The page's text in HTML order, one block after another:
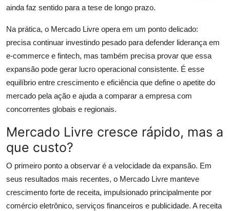
ainda faz sentido para a tese de longo prazo.
Na prática, o Mercado Livre opera em um ponto delicado:
precisa continuar investindo pesado para defender liderança em
e-commerce e fintech, mas também precisa provar que essa
expansão pode gerar lucro operacional consistente. É esse
equilíbrio entre crescimento e eficiência que define o apetite do
mercado pela ação e ajuda a comparar a empresa com
concorrentes globais e regionais.
Mercado Livre cresce rápido, mas a
que custo?
O primeiro ponto a observar é a velocidade da expansão. Em
seus resultados mais recentes, o Mercado Livre manteve
crescimento forte de receita, impulsionado principalmente por
comércio eletrônico, serviços financeiros e publicidade. A receita